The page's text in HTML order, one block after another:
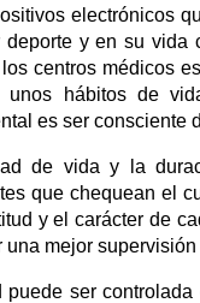
electrónicos
deporte y en su vida
centros médicos
unos hábitos de
es ser consciente
de vida y la
que chequean el
y el carácter de
una mejor
puede ser